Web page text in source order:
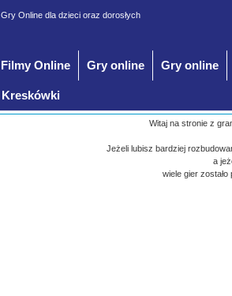
Gry Online dla dzieci oraz dorosłych
Filmy Online Gry online Gry online
Kreskówki
Witaj na stronie z
Jeżeli lubisz bardziej
a
wiele gier